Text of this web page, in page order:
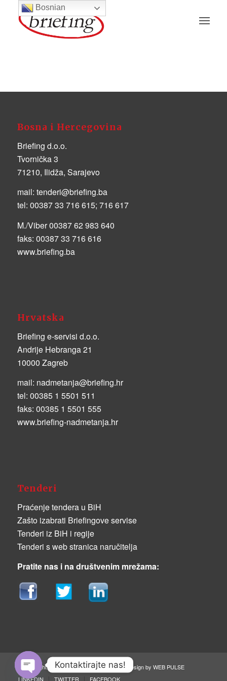
Bosna i Hercegovina
Briefing d.o.o.
Tvornička 3
71210, Ilidža, Sarajevo
mail: tenderi@briefing.ba
tel: 00387 33 716 615; 716 617
M./Viber 00387 62 983 640
faks: 00387 33 716 616
www.briefing.ba
Hrvatska
Briefing e-servisi d.o.o.
Andrije Hebranga 21
10000 Zagreb
mail: nadmetanja@briefing.hr
tel: 00385 1 5501 511
faks: 00385 1 5501 555
www.briefing-nadmetanja.hr
Tenderi
Praćenje tendera u BiH
Zašto izabrati Briefingove servise
Tenderi iz BiH i regije
Tenderi s web stranica naručitelja
Pratite nas i na društvenim mrežama:
© Copyright Briefing d.o.o. Sarajevo, 2019. | Design by WEB PULSE
LINKEDIN
TWITTER FACEBOOK
Bosnian
Kontaktirajte nas!